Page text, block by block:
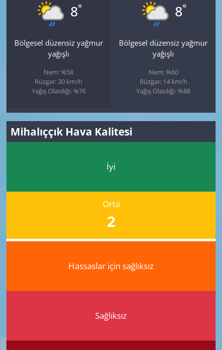
8°
Bölgesel düzensiz yağmur
yağışlı
Nem: %58
Rüzgar: 30 km/h
Yağış Olasılığı: %76
8°
Bölgesel düzensiz yağmur
yağışlı
Nem: %60
Rüzgar: 14 km/h
Yağış Olasılığı: %88
Mihalıççık Hava Kalitesi
İyi
Orta
2
Hassaslar için sağlıksız
Sağlıksız